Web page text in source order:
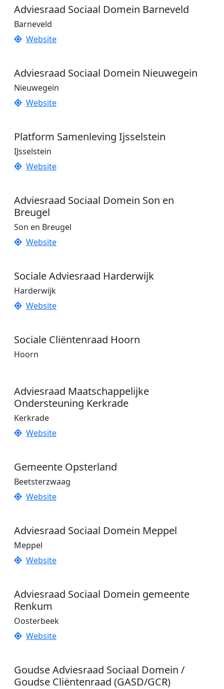
Adviesraad Sociaal Domein Barneveld
Barneveld
Website
Adviesraad Sociaal Domein Nieuwegein
Nieuwegein
Website
Platform Samenleving Ijsselstein
IJsselstein
Website
Adviesraad Sociaal Domein Son en
Breugel
Son en Breugel
Website
Sociale Adviesraad Harderwijk
Harderwijk
Website
Sociale Cliëntenraad Hoorn
Hoorn
Adviesraad Maatschappelijke
Ondersteuning Kerkrade
Kerkrade
Website
Gemeente Opsterland
Beetsterzwaag
Website
Adviesraad Sociaal Domein Meppel
Meppel
Website
Adviesraad Sociaal Domein gemeente
Renkum
Oosterbeek
Website
Goudse Adviesraad Sociaal Domein /
Goudse Cliëntenraad (GASD/GCR)